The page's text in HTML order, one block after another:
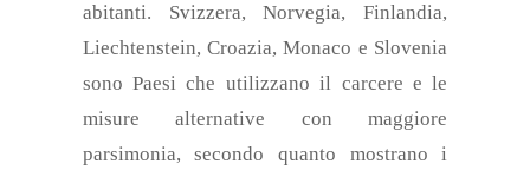
abitanti. Svizzera, Norvegia, Finlandia,
Liechtenstein, Croazia, Monaco e Slovenia
sono Paesi che utilizzano il carcere e le
misure alternative con maggiore
parsimonia, secondo quanto mostrano i